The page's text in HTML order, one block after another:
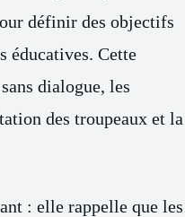
définir des objectifs
éducatives. Cette
dialogue, les
des troupeaux et la
: elle rappelle que les